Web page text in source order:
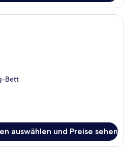
Ein modernes Hotelzimmer mit
Bett
auswählen und Preise sehen